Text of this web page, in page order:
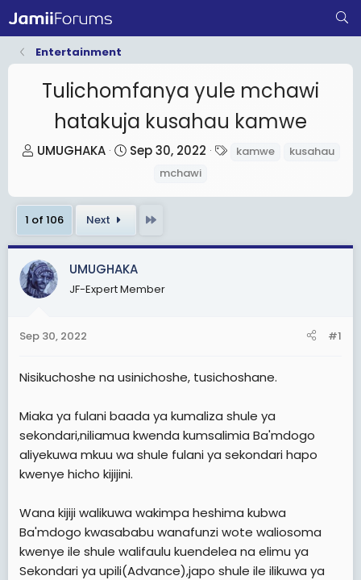
Entertainment
Tulichomfanya yule mchawi
hatakuja kusahau kamwe
T
e
a
d
s
t
t
r
UMUGHAKA
S
r
d
a
t
Sep 30, 2022 kamwe
kusahau
mchawi
1 of 106 Next
UMUGHAKA
JF-Expert Member
Sep 30, 2022 #1
Nisikuchoshe na usinichoshe, tusichoshane.
Miaka ya fulani baada ya kumaliza shule ya
sekondari,niliamua kwenda kumsalimia Ba'mdogo
aliyekuwa mkuu wa shule fulani ya sekondari hapo
kwenye hicho kijijini.
Wana kijiji walikuwa wakimpa heshima kubwa
Ba'mdogo kwasababu wanafunzi wote waliosoma
kwenye ile shule walifaulu kuendelea na elimu ya
Sekondari ya upili(Advance),japo shule ile ilikuwa ya